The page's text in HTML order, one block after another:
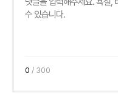
0 / 300